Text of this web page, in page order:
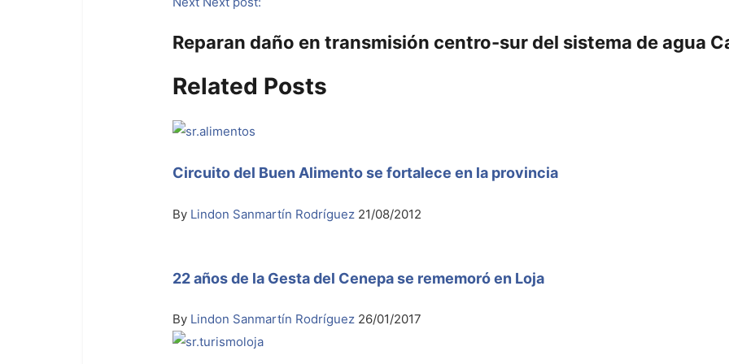
Reparan daño en transmisión centro-sur del sistema de agua
Related Posts
Circuito del Buen Alimento se fortalece en la provincia
By Lindon Sanmartín Rodríguez 21/08/2012
22 años de la Gesta del Cenepa se rememoró en Loja
By Lindon Sanmartín Rodríguez 26/01/2017